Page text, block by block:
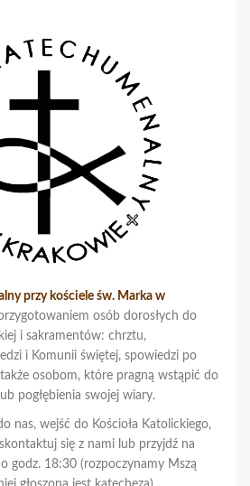
przy kościele św. Marka w
osób dorosłych do
i sakramentów: chrztu,
i Komunii świętej, spowiedzi po
osobom, które pragną wstąpić do
pogłębienia swojej wiary.
nas, wejść do Kościoła Katolickiego,
się z nami lub przyjdź na
godz. 18:30 (rozpoczynamy Mszą